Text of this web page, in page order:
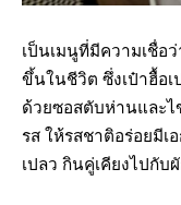
เป็นเมนูที่มีความเชื่อ
ขึ้นในชีวิต ซึ่งเป๋าฮื้อเ
ด้วยซอสตับห่านและไ
รส ให้รสชาติอร่อยมี
เปลว กินคู่เคียงไปกับ